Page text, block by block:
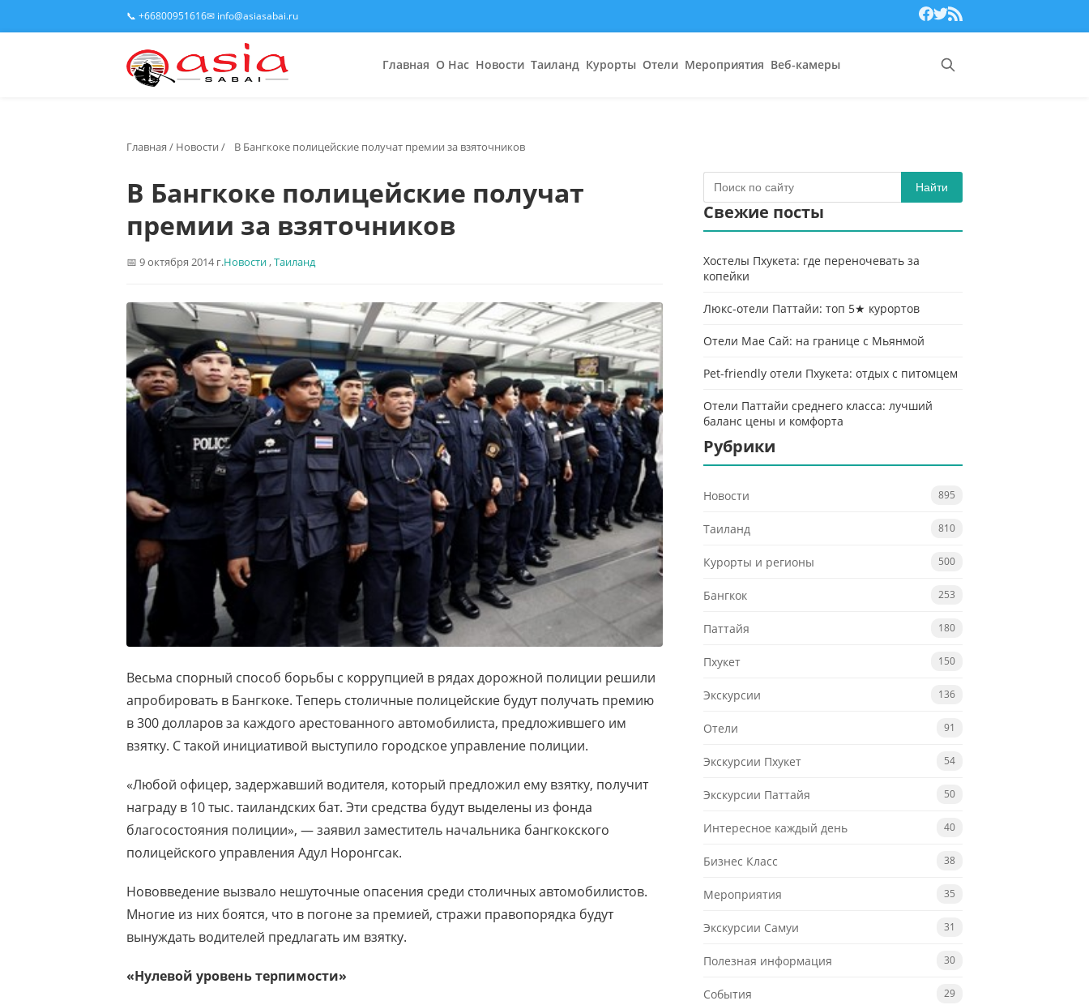
📞 +66800951616✉ info@asiasabai.ru
Главная О Нас Новости Таиланд Курорты Отели Мероприятия Веб-камеры
Главная / Новости / В Бангкоке полицейские получат премии за взяточников
В Бангкоке полицейские получат
премии за взяточников
9 октября 2014 г.Новости,Таиланд
Весьма спорный способ борьбы с коррупцией в рядах дорожной полиции решили
апробировать в Бангкоке. Теперь столичные полицейские будут получать премию
в 300 долларов за каждого арестованного автомобилиста, предложившего им
взятку. С такой инициативой выступило городское управление полиции.
«Любой офицер, задержавший водителя, который предложил ему взятку, получит
награду в 10 тыс. таиландских бат. Эти средства будут выделены из фонда
благосостояния полиции», — заявил заместитель начальника бангкокского
полицейского управления Адул Норонгсак.
Нововведение вызвало нешуточные опасения среди столичных автомобилистов.
Многие из них боятся, что в погоне за премией, стражи правопорядка будут
вынуждать водителей предлагать им взятку.
«Нулевой уровень терпимости»
Найти
Свежие посты
Хостелы Пхукета: где переночевать за
копейки
Люкс-отели Паттайи: топ 5★ курортов
Отели Мае Сай: на границе с Мьянмой
Pet-friendly отели Пхукета: отдых с питомцем
Отели Паттайи среднего класса: лучший
баланс цены и комфорта
Рубрики
Новости 895
Таиланд 810
Курорты и регионы 500
Бангкок 253
Паттайя 180
Пхукет 150
Экскурсии 136
Отели 91
Экскурсии Пхукет 54
Экскурсии Паттайя 50
Интересное каждый день 40
Бизнес Класс 38
Мероприятия 35
Экскурсии Самуи 31
Полезная информация 30
События 29